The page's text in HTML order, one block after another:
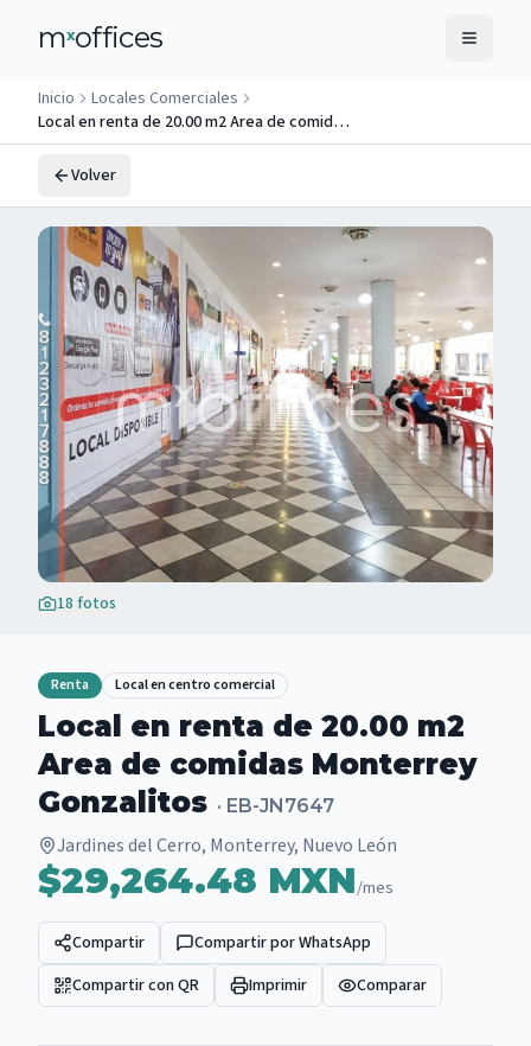
mxoffices
Inicio
Locales Comerciales
Local en renta de 20.00 m2 Area de comidas Monterrey Gonzalitos
Volver
18 fotos
Renta Local en centro comercial
Local en renta de 20.00 m2
Area de comidas Monterrey
Gonzalitos · EB-JN7647
Jardines del Cerro, Monterrey, Nuevo León
$29,264.48 MXN/mes
Compartir
Compartir por WhatsApp
Compartir con QR
Imprimir Comparar